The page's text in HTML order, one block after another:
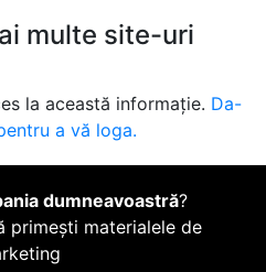
multe site-uri
la această informație. Da-
a vă loga.
dumneavoastră?
primești materialele de